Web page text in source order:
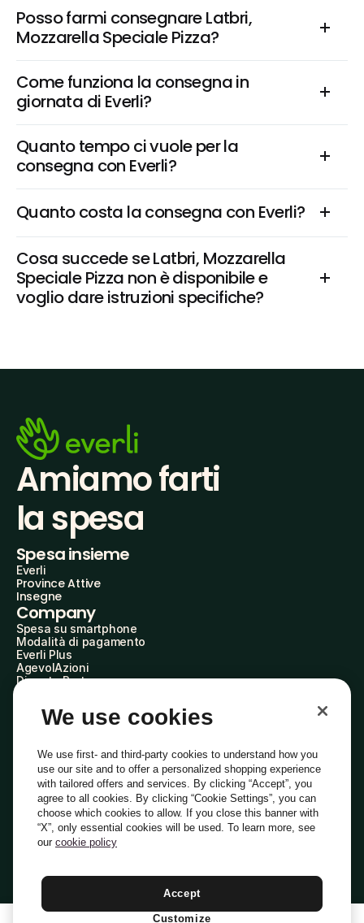
Posso farmi consegnare Latbri,
Mozzarella Speciale Pizza?
Come funziona la consegna in
giornata di Everli?
Quanto tempo ci vuole per la
consegna con Everli?
Quanto costa la consegna con Everli?
Cosa succede se Latbri, Mozzarella
Speciale Pizza non è disponibile e
voglio dare istruzioni specifiche?
Amiamo farti
la spesa
Spesa insieme
Everli
Province Attive
Insegne
Company
Spesa su smartphone
Modalità di pagamento
Everli Plus
AgevolAzioni
Diventa Partner
Everli Shoppers
About Us
Everli News
Domande frequenti
Lavora con noi
Diventa Shopper
Investitori
PrivacyCookiePreferenze Cookie
Termini e CondizioniCodice Etico
Indirizzo PEC: everli@pec.it - indirizzo DPO: dpo@everli.com
Italiano
We use cookies
We use first- and third-party cookies to understand how you
use our site and to offer a personalized shopping experience
with tailored offers and services. By clicking “Accept”, you
agree to all cookies. By clicking “Cookie Settings”, you can
choose which cookies to allow. If you close this banner with
“X”, only essential cookies will be used. To learn more, see
our cookie policy
Accept
Customize